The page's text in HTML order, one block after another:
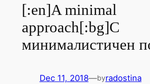
[:en]A minimal
approach[:bg]С
минималистичен
Dec 11, 2018—byradostina